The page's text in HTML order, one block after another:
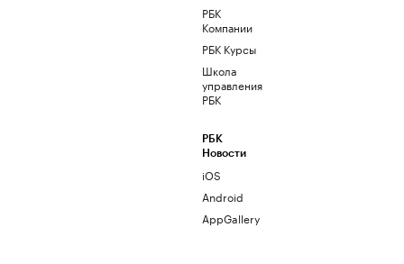
РБК
Компании
РБК Курсы
Школа
управления
РБК
РБК
Новости
iOS
Android
AppGallery